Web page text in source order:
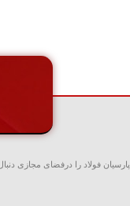
پارسیان فولاد را درفضای مجازی